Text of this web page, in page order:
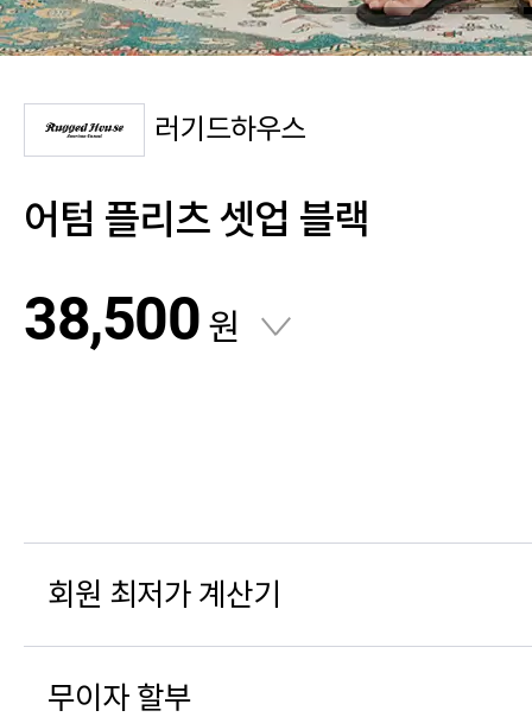
러기드하우스
어텀 플리츠 셋업 블랙
38,500 원
회원 최저가 계산기
무이자 할부